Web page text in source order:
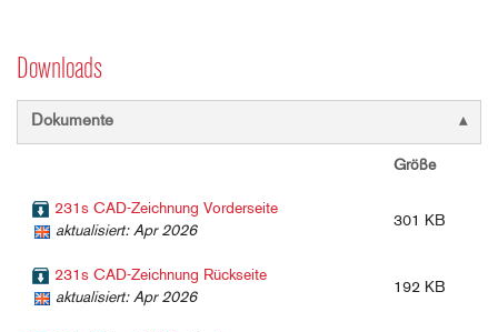
Downloads
Dokumente
Größe
231s CAD-Zeichnung Vorderseite
aktualisiert: Apr 2026
301 KB
231s CAD-Zeichnung Rückseite
aktualisiert: Apr 2026
192 KB